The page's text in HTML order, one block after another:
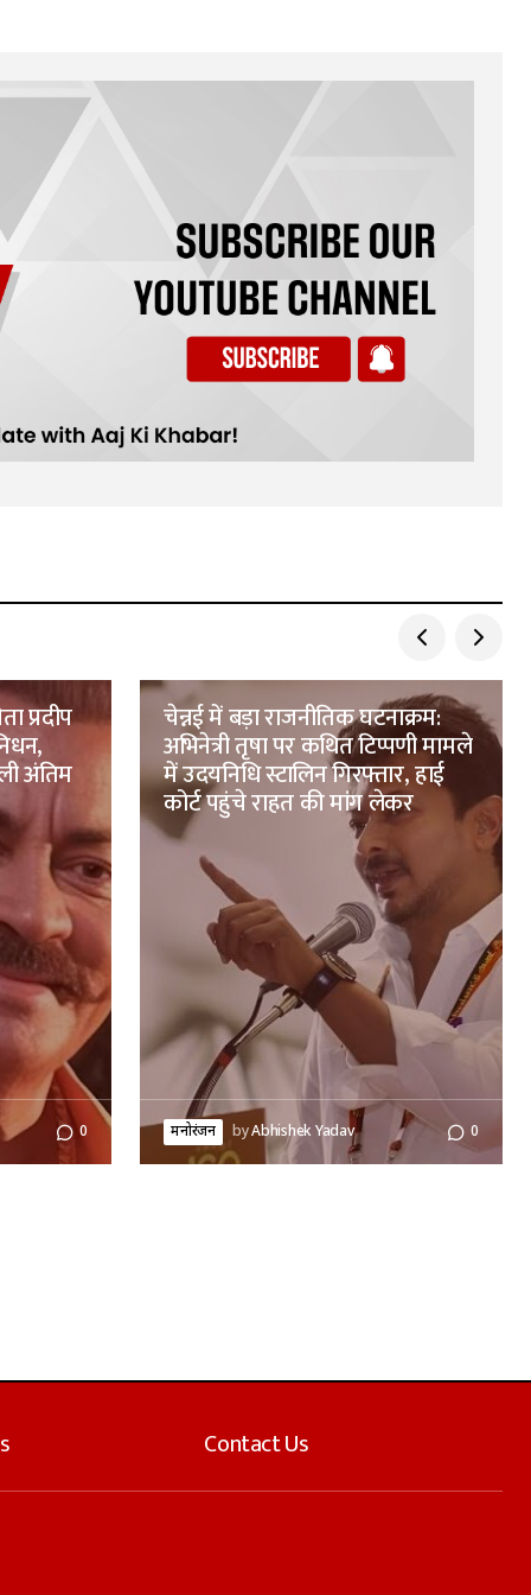
प्रदीप
अंतिम
0
चेन्नई में बड़ा राजनीतिक घटनाक्रम:
अभिनेत्री तृषा पर कथित टिप्पणी मामले
में उदयनिधि स्टालिन गिरफ्तार, हाई
कोर्ट पहुंचे राहत की मांग लेकर
मनोरंजन byAbhishek Yadav 0
Contact Us